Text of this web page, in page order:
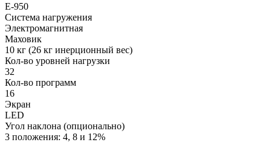
E-950
Система нагружения
Электромагнитная
Маховик
10 кг (26 кг инерционный вес)
Кол-во уровней нагрузки
32
Кол-во программ
16
Экран
LED
Угол наклона (опционально)
3 положения: 4, 8 и 12%